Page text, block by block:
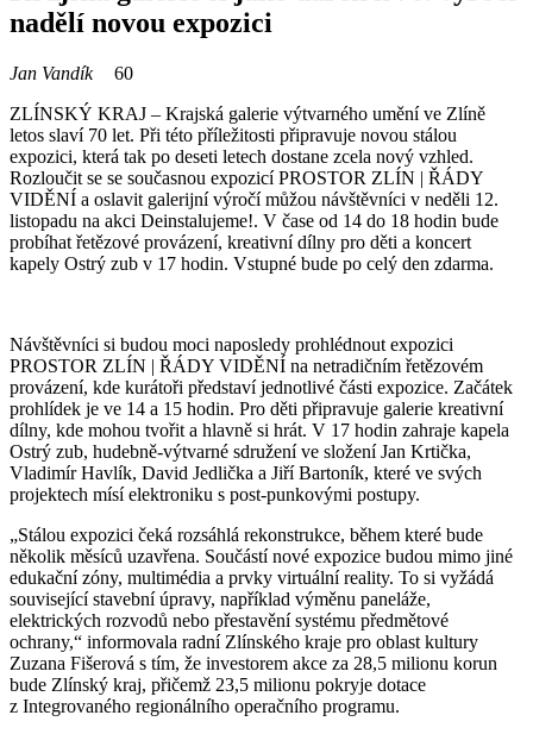
nadělí novou expozici
Jan Vandík
60
ZLÍNSKÝ KRAJ – Krajská galerie výtvarného umění ve Zlíně
letos slaví 70 let. Při této příležitosti připravuje novou stálou
expozici, která tak po deseti letech dostane zcela nový vzhled.
Rozloučit se se současnou expozicí PROSTOR ZLÍN | ŘÁDY
VIDĚNÍ a oslavit galerijní výročí můžou návštěvníci v neděli 12.
listopadu na akci Deinstalujeme!. V čase od 14 do 18 hodin bude
probíhat řetězové provázení, kreativní dílny pro děti a koncert
kapely Ostrý zub v 17 hodin. Vstupné bude po celý den zdarma.
Návštěvníci si budou moci naposledy prohlédnout expozici
PROSTOR ZLÍN | ŘÁDY VIDĚNÍ na netradičním řetězovém
provázení, kde kurátoři představí jednotlivé části expozice. Začátek
prohlídek je ve 14 a 15 hodin. Pro děti připravuje galerie kreativní
dílny, kde mohou tvořit a hlavně si hrát. V 17 hodin zahraje kapela
Ostrý zub, hudebně-výtvarné sdružení ve složení Jan Krtička,
Vladimír Havlík, David Jedlička a Jiří Bartoník, které ve svých
projektech mísí elektroniku s post-punkovými postupy.
„Stálou expozici čeká rozsáhlá rekonstrukce, během které bude
několik měsíců uzavřena. Součástí nové expozice budou mimo jiné
edukační zóny, multimédia a prvky virtuální reality. To si vyžádá
související stavební úpravy, například výměnu paneláže,
elektrických rozvodů nebo přestavění systému předmětové
ochrany,“ informovala radní Zlínského kraje pro oblast kultury
Zuzana Fišerová s tím, že investorem akce za 28,5 milionu korun
bude Zlínský kraj, přičemž 23,5 milionu pokryje dotace
z Integrovaného regionálního operačního programu.